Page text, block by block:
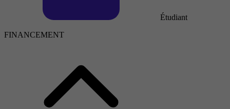
Étudiant
FINANCEMENT